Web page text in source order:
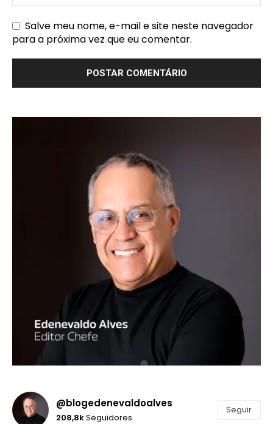
Salve meu nome, e-mail e site neste navegador
para a próxima vez que eu comentar.
@blogedenevaldoalves
208,8kSeguidores
Seguir